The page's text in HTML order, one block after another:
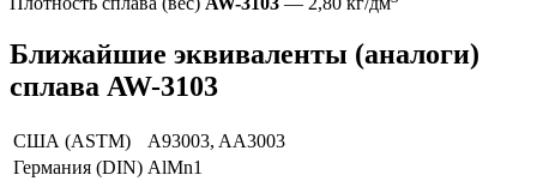
Ближайшие эквиваленты (аналоги)
сплава AW-3103
США (ASTM)
A93003, AA3003
Германия (DIN) AlMn1